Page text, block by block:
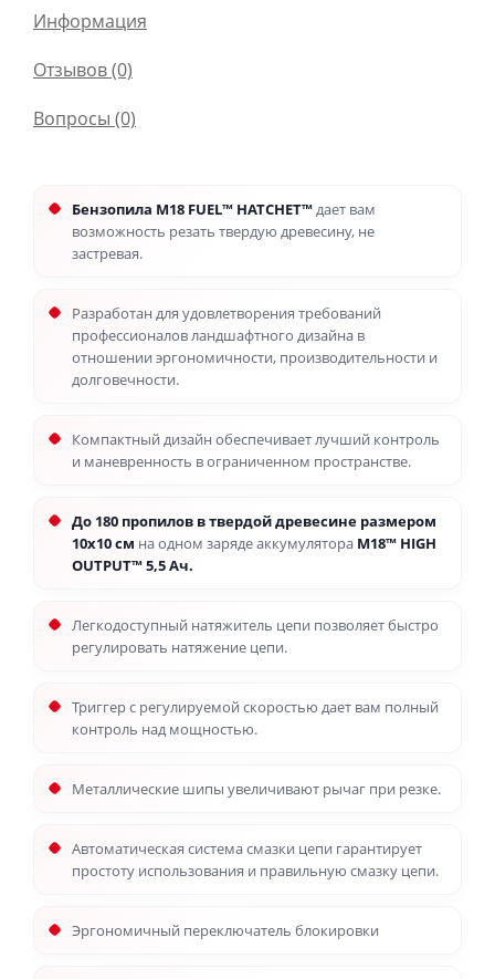
Информация
Отзывов (0)
Вопросы (0)
Бензопила M18 FUEL™ HATCHET™дает вам
возможность резать твердую древесину, не
застревая.
Разработан для удовлетворения требований
профессионалов ландшафтного дизайна в
отношении эргономичности, производительности и
долговечности.
Компактный дизайн обеспечивает лучший контроль
и маневренность в ограниченном пространстве.
До 180 пропилов в твердой древесине размером
10x10 см на одном заряде аккумулятора M18™ HIGH
OUTPUT™ 5,5 Ач.
Легкодоступный натяжитель цепи позволяет быстро
регулировать натяжение цепи.
Триггер с регулируемой скоростью дает вам полный
контроль над мощностью.
Металлические шипы увеличивают рычаг при резке.
Автоматическая система смазки цепи гарантирует
простоту использования и правильную смазку цепи.
Эргономичный переключатель блокировки